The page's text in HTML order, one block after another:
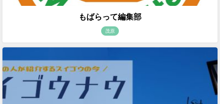
もばらって編集部
茂原